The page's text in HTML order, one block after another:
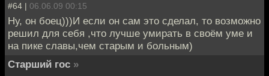
#64 | 06.06.09 00:15
Ну, он боец)))И если он сам это сделал, то возможно
решил для себя ,что лучше умирать в своём уме и
на пике славы,чем старым и больным)
Старший гос »